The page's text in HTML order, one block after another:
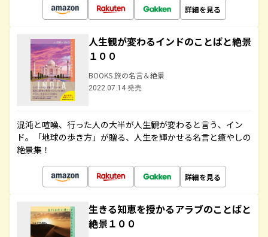
詳細を見る
人生観が変わるインドのことばと絶景
１００
BOOKS 旅の名言＆絶景
2022.07.14 発売
混沌と喧噪、行った人の大半が人生観が変わると言う、イン
ド。「地球の歩き方」が贈る、人生を輝かせる名言と癒やしの
絶景集！
詳細を見る
生きる知恵を授かるアラブのことばと
絶景１００